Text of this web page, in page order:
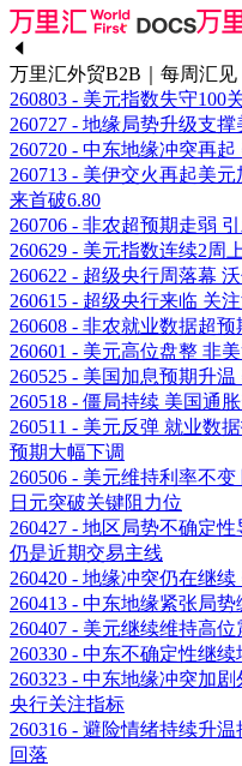
万里汇外贸B2B｜每周汇见
260803 - 美元指数失守100
260727 - 地缘局势升级支
260720 - 中东地缘冲突再
260713 - 美伊交火再起美
来首破6.80
260706 - 非农超预期走弱
260629 - 美元指数连续2周
260622 - 超级央行周落幕
260615 - 超级央行来临 关
260608 - 非农就业数据超
260601 - 美元高位盘整 非
260525 - 美国加息预期升
260518 - 僵局持续 美国通
260511 - 美元反弹 就业数
预期大幅下调
260506 - 美元维持利率不
日元突破关键阻力位
260427 - 地区局势不确定
仍是近期交易主线
260420 - 地缘冲突仍在继
260413 - 中东地缘紧张局
260407 - 美元继续维持高
260330 - 中东不确定性继
260323 - 中东地缘冲突加
央行关注指标
260316 - 避险情绪持续升
回落